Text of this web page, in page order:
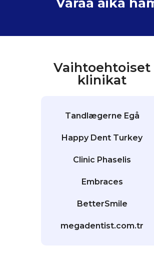
Vaihtoehtoiset
klinikat
Tandlægerne Egå
Happy Dent Turkey
Clinic Phaselis
Embraces
BetterSmile
megadentist.com.tr